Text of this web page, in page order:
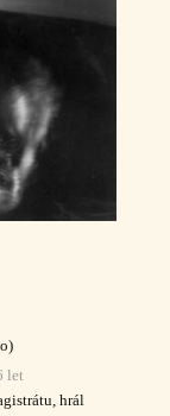
let
hrál